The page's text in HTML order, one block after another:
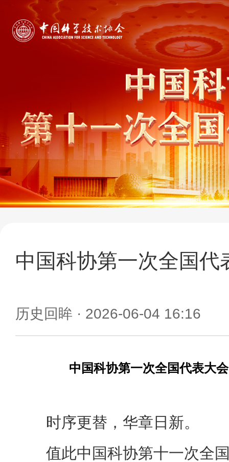
中国科协第一次全国代
历史回眸 · 2026-06-04 16:16
中国科协第一次全国代表大
时序更替，华章日新。
值此中国科协第十一次全